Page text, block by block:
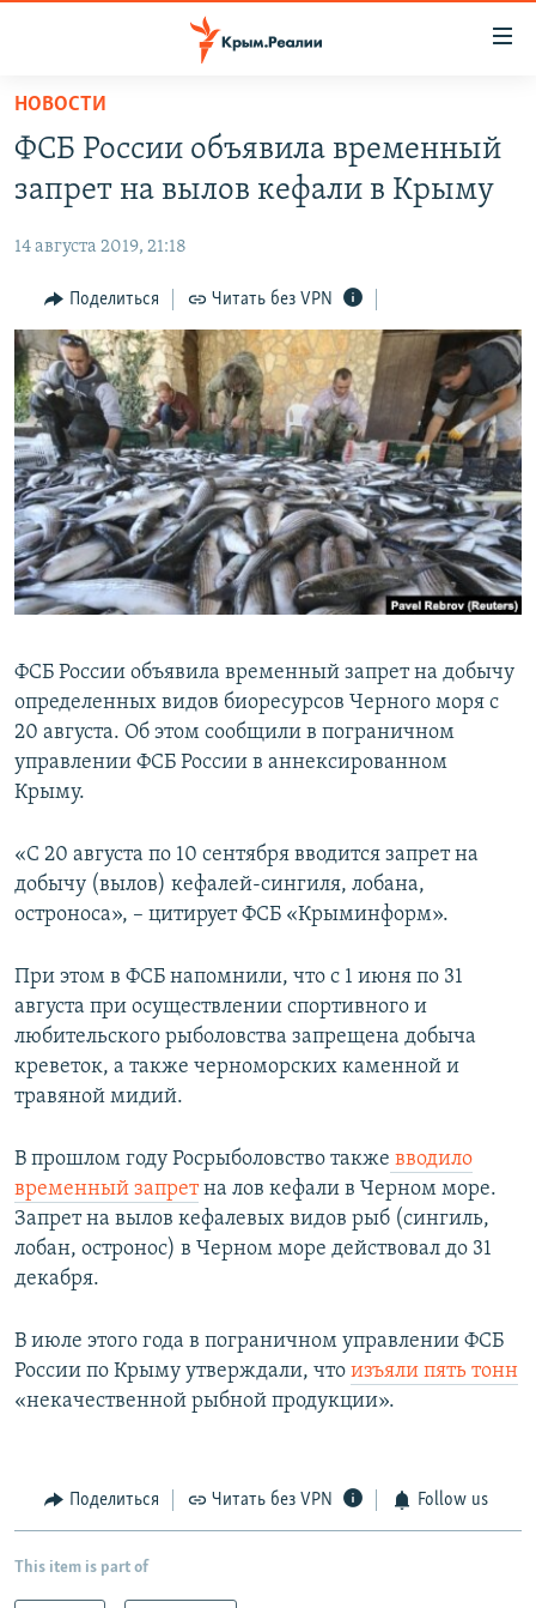
Вернуться
основному
содержанию
Вернутся
навигации
Вернутся
поиску
КАРТА ВОЕННЫХ ОБЪЕКТОВ КРЫМА
11 ЛЕТ ОККУПАЦИИ КРЫМА. 11 ИСТОРИЙ СОПРОТИВЛЕНИЯ
ВОДА
ИСТОРИЯ
ЕЩЕ
ИНТЕРАКТИВ
ИНФОГРАФИКА
ТЕЛЕПРОЕКТ КРЫМ.РЕАЛИИ
СОВЕТЫ ПРАВОЗАЩИТНИКОВ
ПРОПАВШИЕ БЕЗ ВЕСТИ
ПОБЕДИТЕЛЕЙ НЕ СУДЯТ?
КРЫМ.НЕПОКОРЕННЫЙ
УКРАИНСКАЯ ПРОБЛЕМА КРЫМА
РАДІО СВОБОДА
КАК ОБОЙТИ БЛОКИРОВКУ
Українською
Qırımtatar
ПРИСОЕДИНЯЙТЕСЬ!
Все сайты RFE/RL
НОВОСТИ
ФСБ России объявила временный
запрет на вылов кефали в Крыму
14 августа 2019, 21:18
Поделиться Читать без VPN
ФСБ России объявила временный запрет на добычу
определенных видов биоресурсов Черного моря с
20 августа. Об этом сообщили в пограничном
управлении ФСБ России в аннексированном
Крыму.
«С 20 августа по 10 сентября вводится запрет на
добычу (вылов) кефалей-сингиля, лобана,
остроноса», – цитирует ФСБ «Крыминформ».
При этом в ФСБ напомнили, что с 1 июня по 31
августа при осуществлении спортивного и
любительского рыболовства запрещена добыча
креветок, а также черноморских каменной и
травяной мидий.
В прошлом году Росрыболовство также вводило
временный запретна лов кефали в Черном море.
Запрет на вылов кефалевых видов рыб (сингиль,
лобан, остронос) в Черном море действовал до 31
декабря.
В июле этого года в пограничном управлении ФСБ
России по Крыму утверждали, что изъяли пять тонн
«некачественной рыбной продукции».
Поделиться Читать без VPN Follow us
This item is part of